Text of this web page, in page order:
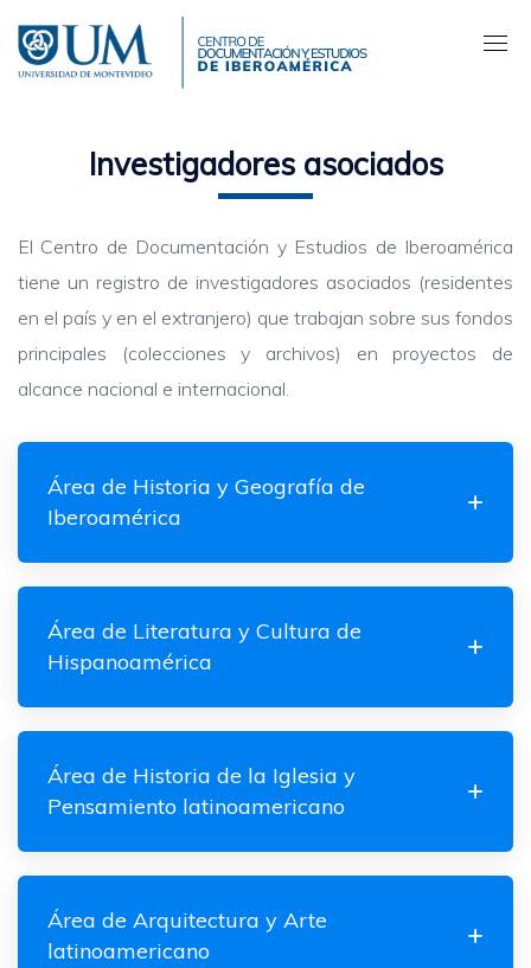
contenido
principal
Investigadores asociados
El Centro de Documentación y Estudios de Iberoamérica
tiene un registro de investigadores asociados (residentes
en el país y en el extranjero) que trabajan sobre sus fondos
principales (colecciones y archivos) en proyectos de
alcance nacional e internacional.
Área de Historia y Geografía de
Iberoamérica
Área de Literatura y Cultura de
Hispanoamérica
Área de Historia de la Iglesia y
Pensamiento latinoamericano
Área de Arquitectura y Arte
latinoamericano